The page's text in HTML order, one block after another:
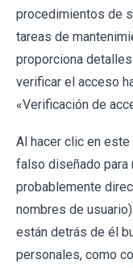
procedimientos de
tareas de
proporciona
verificar el acceso
«Verificación de
Al hacer clic en
falso diseñado para
probablemente
nombres de
están detrás de él
personales, como